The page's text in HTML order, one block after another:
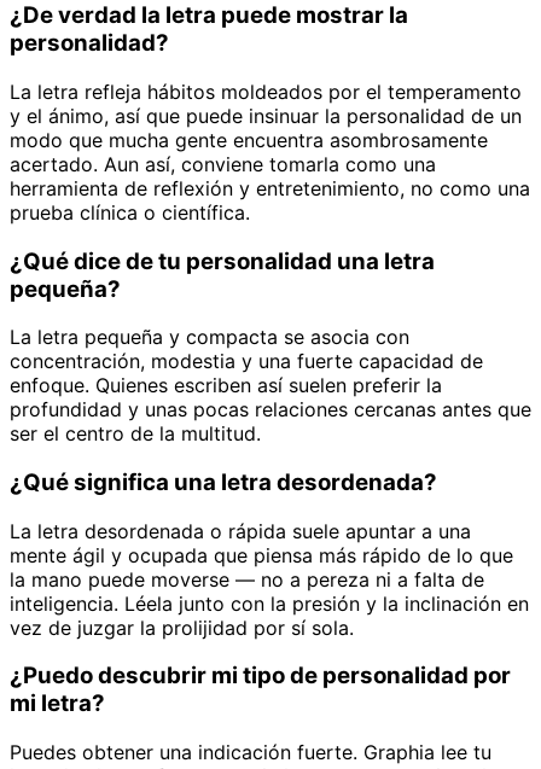
¿De verdad la letra puede mostrar la
personalidad?
La letra refleja hábitos moldeados por el temperamento
y el ánimo, así que puede insinuar la personalidad de un
modo que mucha gente encuentra asombrosamente
acertado. Aun así, conviene tomarla como una
herramienta de reflexión y entretenimiento, no como una
prueba clínica o científica.
¿Qué dice de tu personalidad una letra
pequeña?
La letra pequeña y compacta se asocia con
concentración, modestia y una fuerte capacidad de
enfoque. Quienes escriben así suelen preferir la
profundidad y unas pocas relaciones cercanas antes que
ser el centro de la multitud.
¿Qué significa una letra desordenada?
La letra desordenada o rápida suele apuntar a una
mente ágil y ocupada que piensa más rápido de lo que
la mano puede moverse — no a pereza ni a falta de
inteligencia. Léela junto con la presión y la inclinación en
vez de juzgar la prolijidad por sí sola.
¿Puedo descubrir mi tipo de personalidad por
mi letra?
Puedes obtener una indicación fuerte. Graphia lee tu